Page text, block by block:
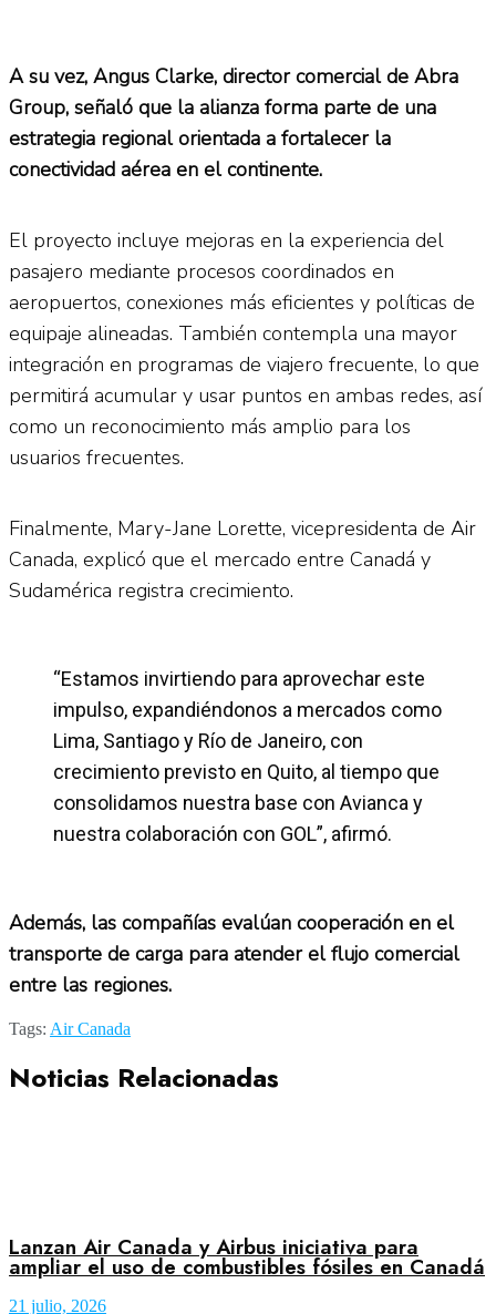
A su vez, Angus Clarke, director comercial de Abra
Group, señaló que la alianza forma parte de una
estrategia regional orientada a fortalecer la
conectividad aérea en el continente.
El proyecto incluye mejoras en la experiencia del
pasajero mediante procesos coordinados en
aeropuertos, conexiones más eficientes y políticas de
equipaje alineadas. También contempla una mayor
integración en programas de viajero frecuente, lo que
permitirá acumular y usar puntos en ambas redes, así
como un reconocimiento más amplio para los
usuarios frecuentes.
Finalmente, Mary-Jane Lorette, vicepresidenta de Air
Canada, explicó que el mercado entre Canadá y
Sudamérica registra crecimiento.
“Estamos invirtiendo para aprovechar este
impulso, expandiéndonos a mercados como
Lima, Santiago y Río de Janeiro, con
crecimiento previsto en Quito, al tiempo que
consolidamos nuestra base con Avianca y
nuestra colaboración con GOL”, afirmó.
Además, las compañías evalúan cooperación en el
transporte de carga para atender el flujo comercial
entre las regiones.
Tags: Air Canada
Noticias Relacionadas
Lanzan Air Canada y Airbus iniciativa para
ampliar el uso de combustibles fósiles en Canadá
21 julio, 2026